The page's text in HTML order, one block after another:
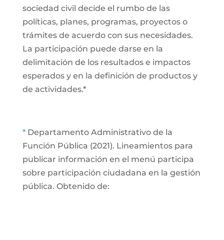
sociedad civil decide el rumbo de las
políticas, planes, programas, proyectos o
trámites de acuerdo con sus necesidades.
La participación puede darse en la
delimitación de los resultados e impactos
esperados y en la definición de productos y
de actividades.*
* Departamento Administrativo de la
Función Pública (2021). Lineamientos para
publicar información en el menú participa
sobre participación ciudadana en la gestión
pública. Obtenido de: